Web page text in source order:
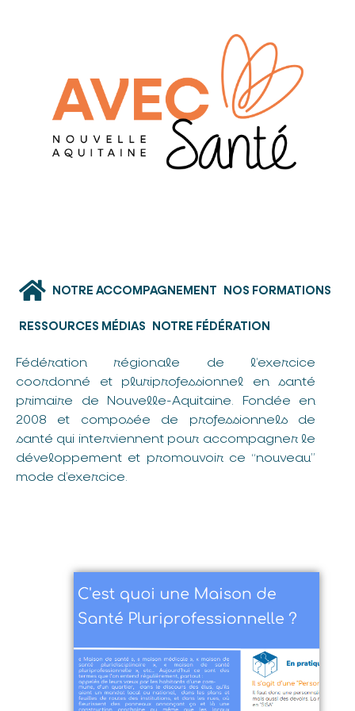
NOTRE ACCOMPAGNEMENT NOS FORMATIONS
RESSOURCES MÉDIAS NOTRE FÉDÉRATION
Fédération régionale de l’exercice
coordonné et pluriprofessionnel en santé
primaire de Nouvelle-Aquitaine. Fondée en
2008 et composée de professionnels de
santé qui interviennent pour accompagner le
développement et promouvoir ce “nouveau”
mode d’exercice.